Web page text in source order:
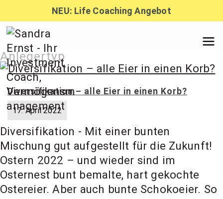
Inhalt
springen
NEU: Life Coaching Angebot
Sandra
Ernst –
Finanzber
atung,
Anlegertyp
Diversifikation – alle Eier in einen Korb?
17. April 2022
Diversifikation - Mit einer bunten
Mischung gut aufgestellt für die Zukunft!
Ostern 2022 – und wieder sind im
Osternest bunt bemalte, hart gekochte
Ostereier. Aber auch bunte Schokoeier. So